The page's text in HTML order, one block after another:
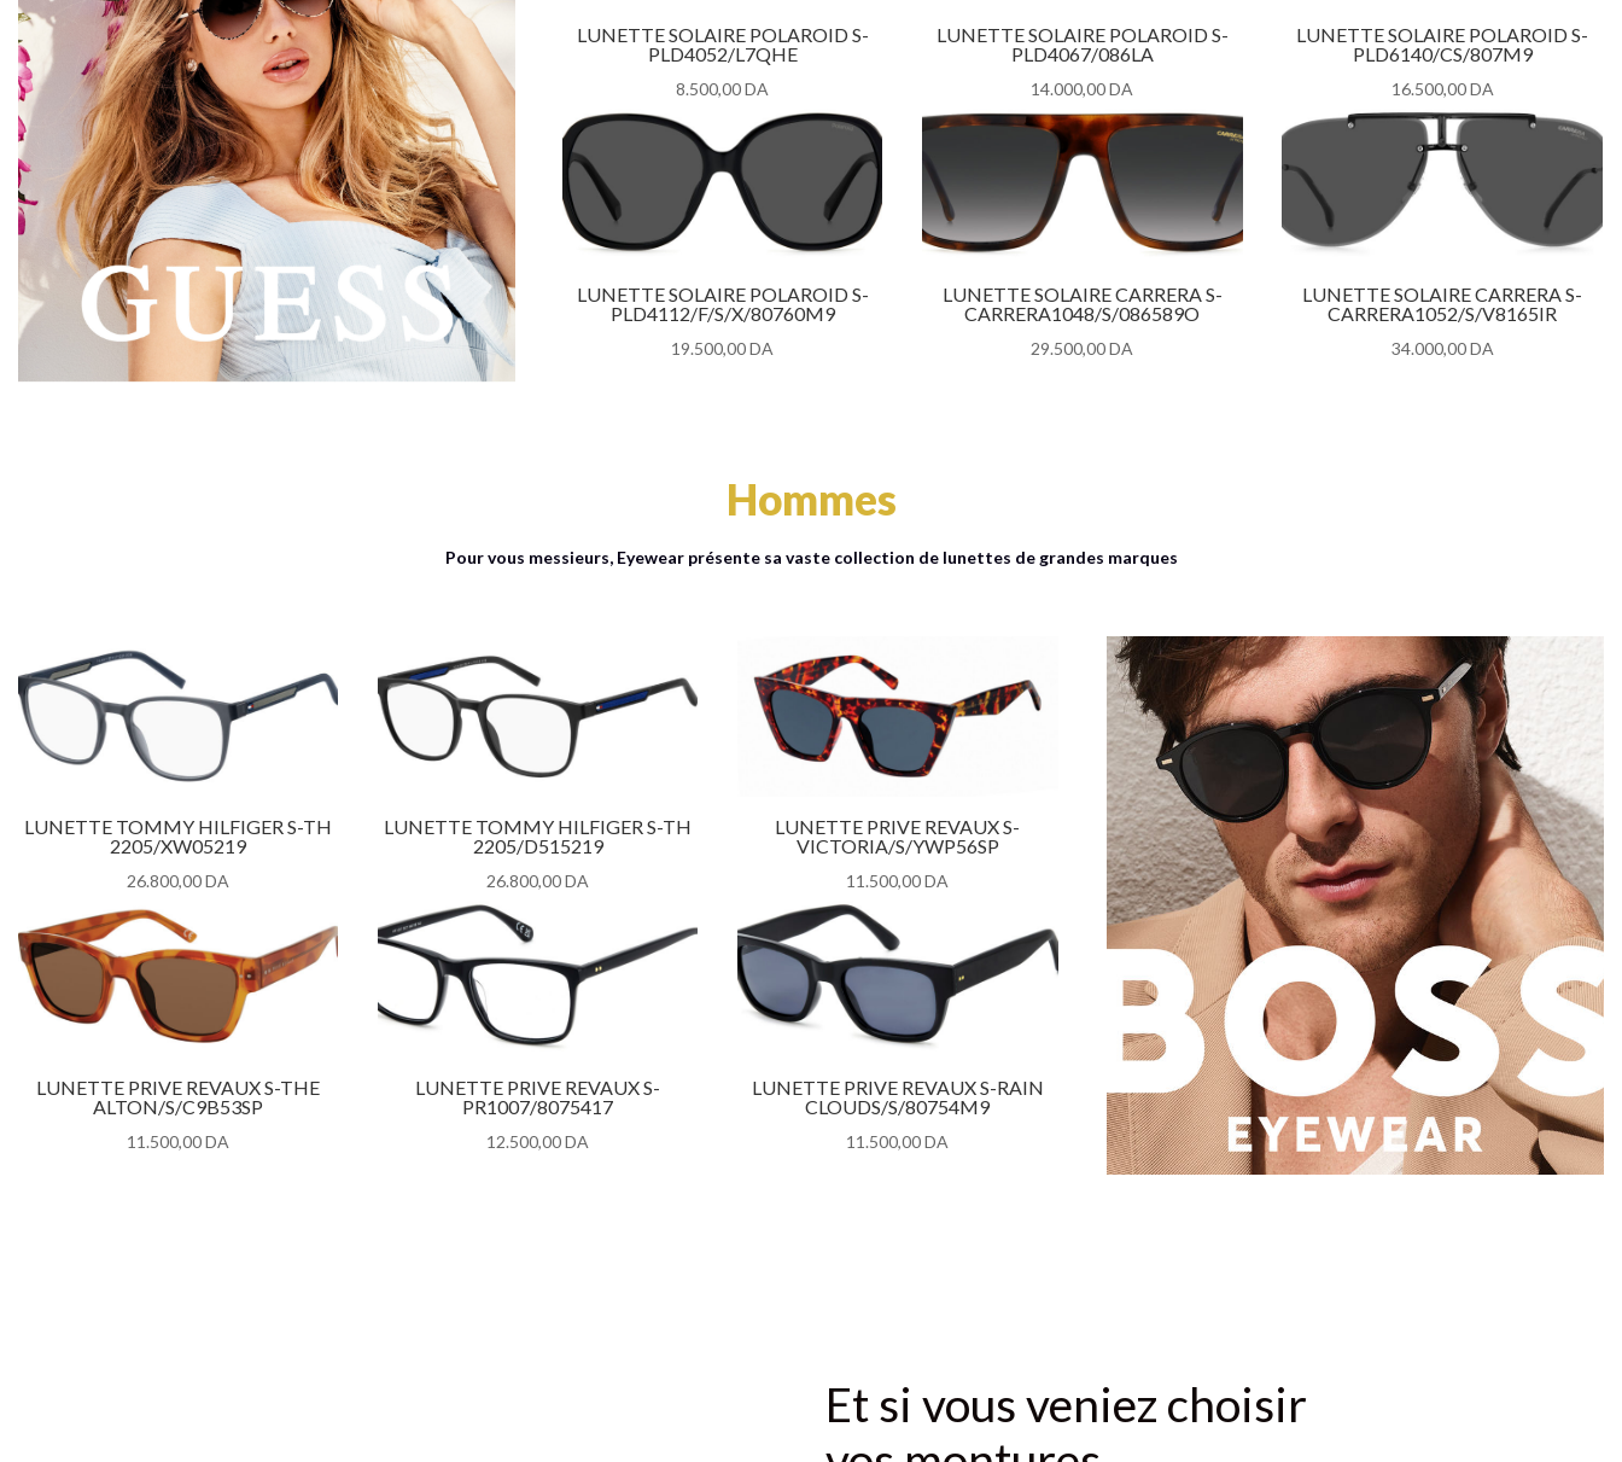
LUNETTE SOLAIRE POLAROID S-
PLD4052/L7QHE
8.500,00DA
LUNETTE SOLAIRE POLAROID S-
PLD4067/086LA
14.000,00DA
LUNETTE SOLAIRE POLAROID S-
PLD6140/CS/807M9
16.500,00DA
LUNETTE SOLAIRE POLAROID S-
PLD4112/F/S/X/80760M9
19.500,00DA
LUNETTE SOLAIRE CARRERA S-
CARRERA1048/S/086589O
29.500,00DA
LUNETTE SOLAIRE CARRERA S-
CARRERA1052/S/V8165IR
34.000,00DA
Hommes
Pour vous messieurs, Eyewearprésente sa vaste collection de lunettes de grandes marques
LUNETTE TOMMY HILFIGER S-TH
2205/XW05219
26.800,00DA
LUNETTE TOMMY HILFIGER S-TH
2205/D515219
26.800,00DA
LUNETTE PRIVE REVAUX S-
VICTORIA/S/YWP56SP
11.500,00DA
LUNETTE PRIVE REVAUX S-THE
ALTON/S/C9B53SP
11.500,00DA
LUNETTE PRIVE REVAUX S-
PR1007/8075417
12.500,00DA
LUNETTE PRIVE REVAUX S-RAIN
CLOUDS/S/80754M9
11.500,00DA
Et si vous veniez choisir